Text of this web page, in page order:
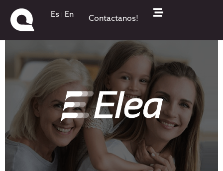
Es En Contactanos!
Laboratorio ELEA